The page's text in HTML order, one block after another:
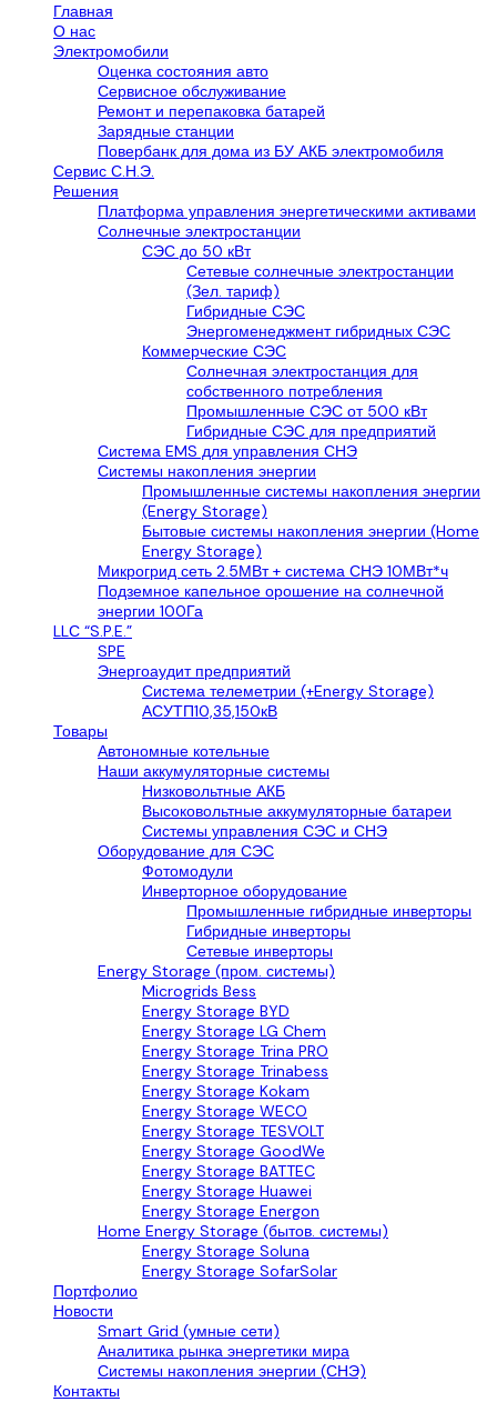
Главная
О нас
Электромобили
Оценка состояния авто
Сервисное обслуживание
Ремонт и перепаковка батарей
Зарядные станции
Повербанк для дома из БУ АКБ электромобиля
Сервис С.Н.Э.
Решения
Платформа управления энергетическими активами
Солнечные электростанции
СЭС до 50 кВт
Сетевые солнечные электростанции
(Зел. тариф)
Гибридные СЭС
Энергоменеджмент гибридных СЭС
Коммерческие СЭС
Солнечная электростанция для
собственного потребления
Промышленные СЭС от 500 кВт
Гибридные СЭС для предприятий
Система EMS для управления СНЭ
Системы накопления энергии
Промышленные системы накопления энергии
(Energy Storage)
Бытовые системы накопления энергии (Home
Energy Storage)
Микрогрид сеть 2.5МВт + система СНЭ 10МВт*ч
Подземное капельное орошение на солнечной
энергии 100Га
LLС “S.P.E.”
SPE
Энергоаудит предприятий
Система телеметрии (+Energy Storage)
АСУТП10,35,150кВ
Товары
Автономные котельные
Наши аккумуляторные системы
Низковольтные АКБ
Высоковольтные аккумуляторные батареи
Системы управления СЭС и СНЭ
Оборудование для СЭС
Фотомодули
Инверторное оборудование
Промышленные гибридные инверторы
Гибридные инверторы
Сетевые инверторы
Energy Storage (пром. системы)
Microgrids Bess
Energy Storage BYD
Energy Storage LG Chem
Energy Storage Trina PRO
Energy Storage Trinabess
Energy Storage Kokam
Energy Storage WECO
Energy Storage TESVOLT
Energy Storage GoodWe
Energy Storage BATTEC
Energy Storage Huawei
Energy Storage Energon
Home Energy Storage (бытов. системы)
Energy Storage Soluna
Energy Storage SofarSolar
Портфолио
Новости
Smart Grid (умные сети)
Аналитика рынка энергетики мира
Системы накопления энергии (СНЭ)
Контакты